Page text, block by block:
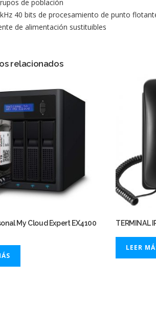
de población
40 bits de procesamiento de punto
de alimentación sustituibles
relacionados
My Cloud Expert EX4100
TERMINAL
LEER